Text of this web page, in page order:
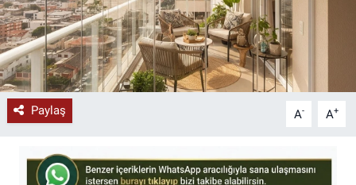
Paylaş A- A+
RESMİ İLAN